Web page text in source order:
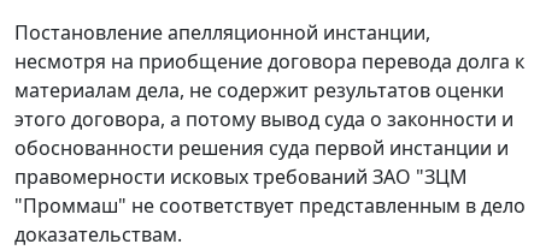
Постановление апелляционной инстанции,
несмотря на приобщение договора перевода долга к
материалам дела, не содержит результатов оценки
этого договора, а потому вывод суда о законности и
обоснованности решения суда первой инстанции и
правомерности исковых требований ЗАО "ЗЦМ
"Проммаш" не соответствует представленным в дело
доказательствам.